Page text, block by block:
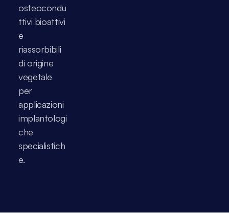
osteocondu
ttivi bioattivi
e
riassorbibili
di origine
vegetale
per
applicazioni
implantologi
che
specialistich
e.